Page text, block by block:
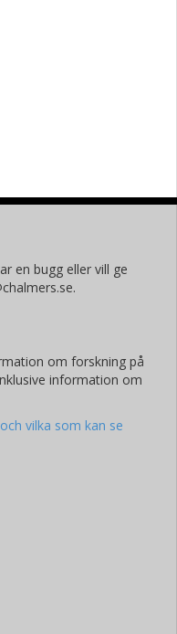
en bugg eller vill ge
om forskning på
information om
vilka som kan se